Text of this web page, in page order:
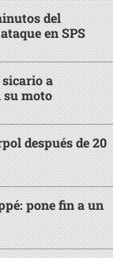
del
en SPS
sicario a
su moto
después de 20
pone fin a un